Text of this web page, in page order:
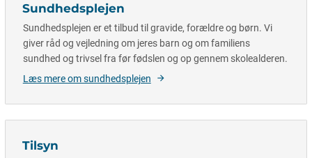
Sundhedsplejen
Sundhedsplejen er et tilbud til gravide, forældre og børn. Vi
giver råd og vejledning om jeres barn og om familiens
sundhed og trivsel fra før fødslen og op gennem skolealderen.
Læs mere om sundhedsplejen
Tilsyn